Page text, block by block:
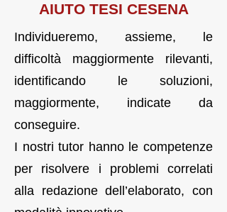
AIUTO TESI CESENA
Individueremo, assieme, le
difficoltà maggiormente rilevanti,
identificando le soluzioni,
maggiormente, indicate da
conseguire.
I nostri tutor hanno le competenze
per risolvere i problemi correlati
alla redazione dell’elaborato, con